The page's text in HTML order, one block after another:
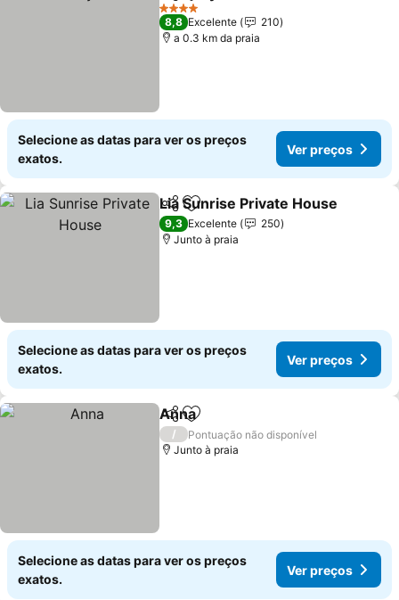
4 Estrelas
8,8 Excelente
210
a 0.3 km da praia
Selecione as datas para ver os preços
exatos.
Ver preços
PartilharAdicionar aos favoritos
Lia Sunrise Private House
9,3 Excelente
250
Junto à praia
Selecione as datas para ver os preços
exatos.
Ver preços
PartilharAdicionar aos favoritos
Anna
/
Pontuação não disponível
Junto à praia
Selecione as datas para ver os preços
exatos.
Ver preços